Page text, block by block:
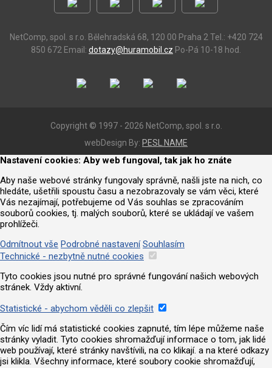
NetComp, spol. s r.o. Bělehradská 68, 120 00 Praha 2 Tel.: +420 724
850 672 Email: dotazy@huramobil.cz Po-Pá 10-18 hod.
Copyright © 1997 - 2026 NetComp, spol. s r.o.
webDesign By: PESL.NAME
Nastavení cookies: Aby web fungoval, tak jak ho znáte
Aby naše webové stránky fungovaly správně, našli jste na nich, co
hledáte, ušetřili spoustu času a nezobrazovaly se vám věci, které
Vás nezajímají, potřebujeme od Vás souhlas se zpracováním
souborů cookies, tj. malých souborů, které se ukládají ve vašem
prohlížeči.
Odmítnout vše Podrobné nastavení Souhlasím
Technické - nezbytně nutné cookies
Tyto cookies jsou nutné pro správné fungování našich webových
stránek. Vždy aktivní.
Statistické - abychom věděli co zlepšit
Čím víc lidí má statistické cookies zapnuté, tím lépe můžeme naše
stránky vyladit. Tyto cookies shromažďují informace o tom, jak lidé
web používají, které stránky navštívili, na co klikají. a na které odkazy
jsi klikla. Všechny informace, které soubory cookie shromažďují,